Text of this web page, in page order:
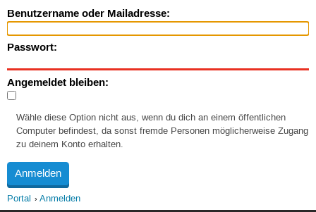
Benutzername oder Mailadresse:
Passwort:
Angemeldet bleiben:
Wähle diese Option nicht aus, wenn du dich an einem öffentlichen
Computer befindest, da sonst fremde Personen möglicherweise Zugang
zu deinem Konto erhalten.
Portal Anmelden